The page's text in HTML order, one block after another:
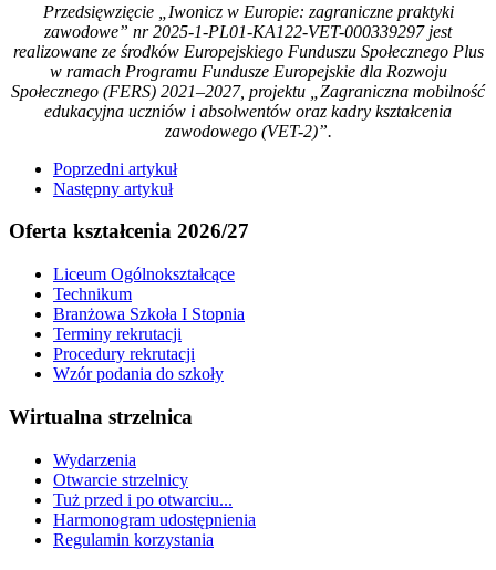
Przedsięwzięcie „Iwonicz w Europie: zagraniczne praktyki
zawodowe” nr 2025-1-PL01-KA122-VET-000339297 jest
realizowane ze środków Europejskiego Funduszu Społecznego Plus
w ramach Programu Fundusze Europejskie dla Rozwoju
Społecznego (FERS) 2021–2027, projektu „Zagraniczna mobilność
edukacyjna uczniów i absolwentów oraz kadry kształcenia
zawodowego (VET-2)”.
Poprzedni artykuł
Następny artykuł
Oferta kształcenia 2026/27
Liceum Ogólnokształcące
Technikum
Branżowa Szkoła I Stopnia
Terminy rekrutacji
Procedury rekrutacji
Wzór podania do szkoły
Wirtualna strzelnica
Wydarzenia
Otwarcie strzelnicy
Tuż przed i po otwarciu...
Harmonogram udostępnienia
Regulamin korzystania